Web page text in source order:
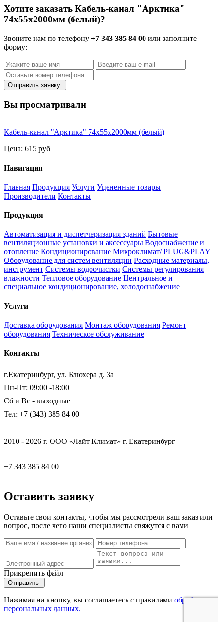
Хотите заказать Кабель-канал "Арктика"
74х55х2000мм (белый)?
Звоните нам по телефону +7 343 385 84 00 или заполните
форму:
Отправить заявку
Вы просматривали
Кабель-канал "Арктика" 74х55х2000мм (белый)
Цена: 615 руб
Навигация
Главная Продукция Услуги Уцененные товары
Производители Контакты
Продукция
Автоматизация и диспетчеризация зданий Бытовые
вентиляционные установки и аксессуары Водоснабжение и
отопление Кондиционирование Микроклимат/ PLUG&PLAY
Оборудование для систем вентиляции Расходные материалы,
инструмент Системы водоочистки Системы регулирования
влажности Тепловое оборудование Центральное и
специальное кондиционирование, холодоснабжение
Услуги
Доставка оборудования Монтаж оборудования Ремонт
оборудования Техническое обслуживание
Контакты
г.Екатеринбург, ул. Блюхера д. 3а
Пн-Пт: 09:00 -18:00
Сб и Вс - выходные
Тел: +7 (343) 385 84 00
2010 - 2026 г. ООО «Лайт Климат» г. Екатеринбург
+7 343 385 84 00
Оставить заявку
Оставьте свои контакты, чтобы мы рассмотрели ваш заказ или
вопрос, после чего наши специалисты свяжутся с вами
Прикрепить файл
Отправить
Нажимая на кнопку, вы соглашаетесь с правилами обработки
персональных данных.